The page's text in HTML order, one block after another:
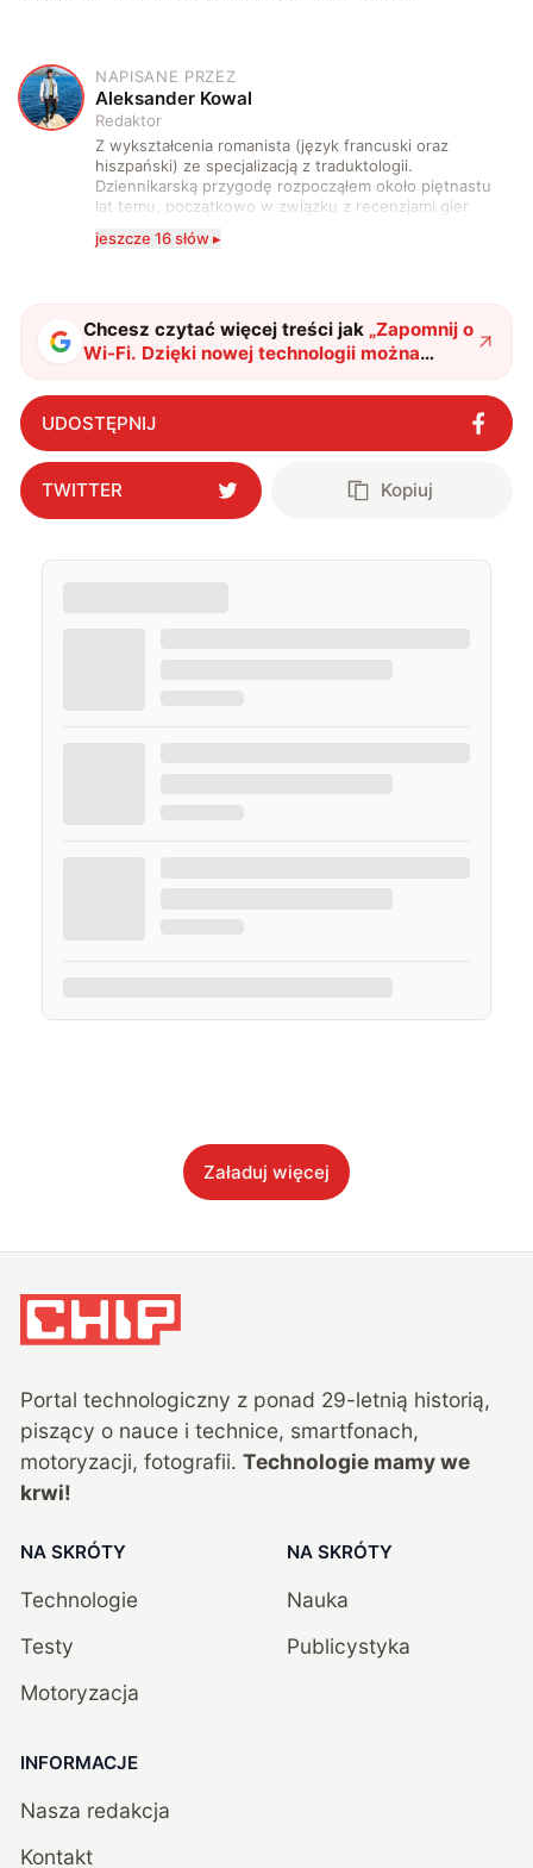
A
NAPISANE PRZEZ
Aleksander Kowal
Redaktor
Z wykształcenia romanista (język francuski oraz
hiszpański) ze specjalizacją z traduktologii.
Dziennikarską przygodę rozpocząłem około piętnastu
lat temu, początkowo w związku z recenzjami gier
zdecydowanie częściej na tematy związane z nauką
także uprawiać oraz oglądać sport.
jeszcze 16 słów ▸
Chcesz czytać więcej treści jak „Zapomnij o
Wi-Fi. Dzięki nowej technologii można
przesyłać dane 100-krotnie szybciej"?
UDOSTĘPNIJ
TWITTER Kopiuj
Załaduj więcej
Portal technologiczny z ponad 29-letnią historią,
piszący o nauce i technice, smartfonach,
motoryzacji, fotografii. Technologie mamy we
krwi!
NA SKRÓTY
Technologie
Testy
Motoryzacja
NA SKRÓTY
Nauka
Publicystyka
INFORMACJE
Nasza redakcja
Kontakt